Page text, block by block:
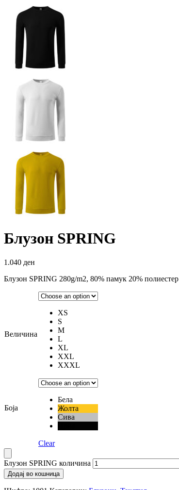
Блузон SPRING
1.040 ден
Блузон SPRING 280g/m2, 80% памук 20% полиестер
Величина
XS
S
M
L
XL
XXL
XXXL
Боја
Бела
Жолта
Сива
Clear
Блузон SPRING количина
Додај во кошница